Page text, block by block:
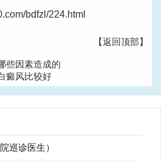
bdfzl/224.html
【返回顶部】
些因素造成的
癜风比较好
巡诊医生）